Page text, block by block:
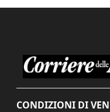
CONDIZIONI DI